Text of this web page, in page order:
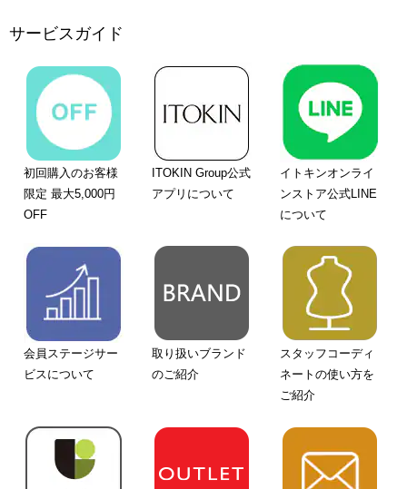
サービスガイド
初回購入のお客様
限定 最大5,000円
OFF
ITOKIN Group公式
アプリについて
イトキンオンライ
ンストア公式LINE
について
会員ステージサー
ビスについて
取り扱いブランド
のご紹介
スタッフコーディ
ネートの使い方を
ご紹介